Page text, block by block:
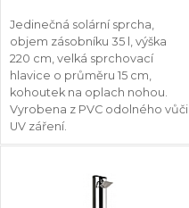
Jedinečná solární sprcha,
objem zásobníku 35 l, výška
220 cm, velká sprchovací
hlavice o průměru 15 cm,
kohoutek na oplach nohou.
Vyrobena z PVC odolného vůči
UV záření.